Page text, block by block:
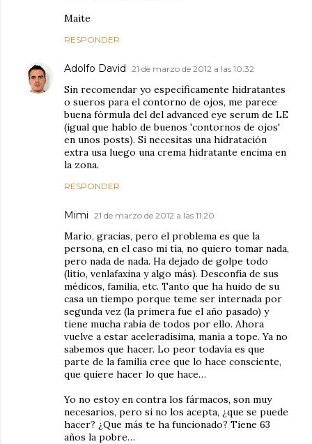
Maite
RESPONDER
Adolfo David 21 de marzo de 2012 a las 10:32
Sin recomendar yo específicamente hidratantes
o sueros para el contorno de ojos, me parece
buena fórmula del del advanced eye serum de LE
(igual que hablo de buenos 'contornos de ojos'
en unos posts). Si necesitas una hidratación
extra usa luego una crema hidratante encima en
la zona.
RESPONDER
Mimi 21 de marzo de 2012 a las 11:20
Mario, gracias, pero el problema es que la
persona, en el caso mi tía, no quiero tomar nada,
pero nada de nada. Ha dejado de golpe todo
(litio, venlafaxina y algo más). Desconfía de sus
médicos, familia, etc. Tanto que ha huido de su
casa un tiempo porque teme ser internada por
segunda vez (la primera fue el año pasado) y
tiene mucha rabia de todos por ello. Ahora
vuelve a estar aceleradísima, manía a tope. Ya no
sabemos que hacer. Lo peor todavía es que
parte de la familia cree que lo hace consciente,
que quiere hacer lo que hace…
Yo no estoy en contra los fármacos, son muy
necesarios, pero si no los acepta, ¿que se puede
hacer? ¿Que más te ha funcionado? Tiene 63
años la pobre…